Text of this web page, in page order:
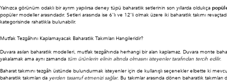
Yalnızca görünüm odaklı bir ayrım yapılırsa deney tüpü baharatlık setlerinin son yıllarda oldukça
popüler modeller arasındadır. Setleri arasında ise 6’lı ve 12’li olmak üzere iki baharatlık takımı
kategorisinde rahatlıkla bulunabilir.
Mutfak Tezgâhını Kaplamayacak Baharatlık Takımları Hangileridir?
Duvara asılan baharatlık modelleri, mutfak tezgâhında herhangi bir alan kaplamaz. Duvara monte
yakalamak ama aynı zamanda tüm ürünlerin elinin altında olmasını isteyenler tarafından tercih edilir.
Baharat takımını tezgâh üstünde bulundurmak isteyenler için de kullanışlı seçenekler elbette ki
baharatlık takımları da yerden tasarruf etmenizi sağlar. Bu takımlar arasında dönen baharatlık